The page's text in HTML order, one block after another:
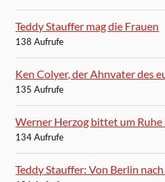
Teddy Stauffer mag die Frauen
138 Aufrufe
Ken Colyer, der Ahnvater des
135 Aufrufe
Werner Herzog bittet um Ruhe
134 Aufrufe
Teddy Stauffer: Von Berlin